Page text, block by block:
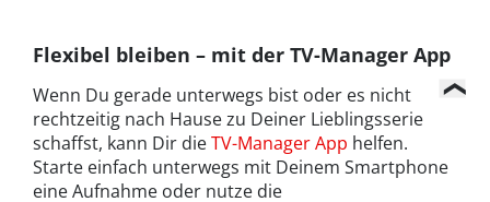
Flexibel bleiben – mit der TV-Manager App
Wenn Du gerade unterwegs bist oder es nicht
rechtzeitig nach Hause zu Deiner Lieblingsserie
schaffst, kann Dir dieTV-Manager App helfen.
Starte einfach unterwegs mit Deinem Smartphone
eine Aufnahme oder nutze die